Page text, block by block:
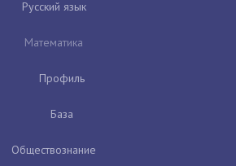
Русский язык
Математика
Профиль
База
Обществознание